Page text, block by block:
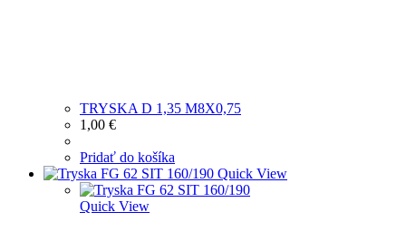
TRYSKA D 1,35 M8X0,75
1,00 €
Pridať do košíka
Quick View
Quick View